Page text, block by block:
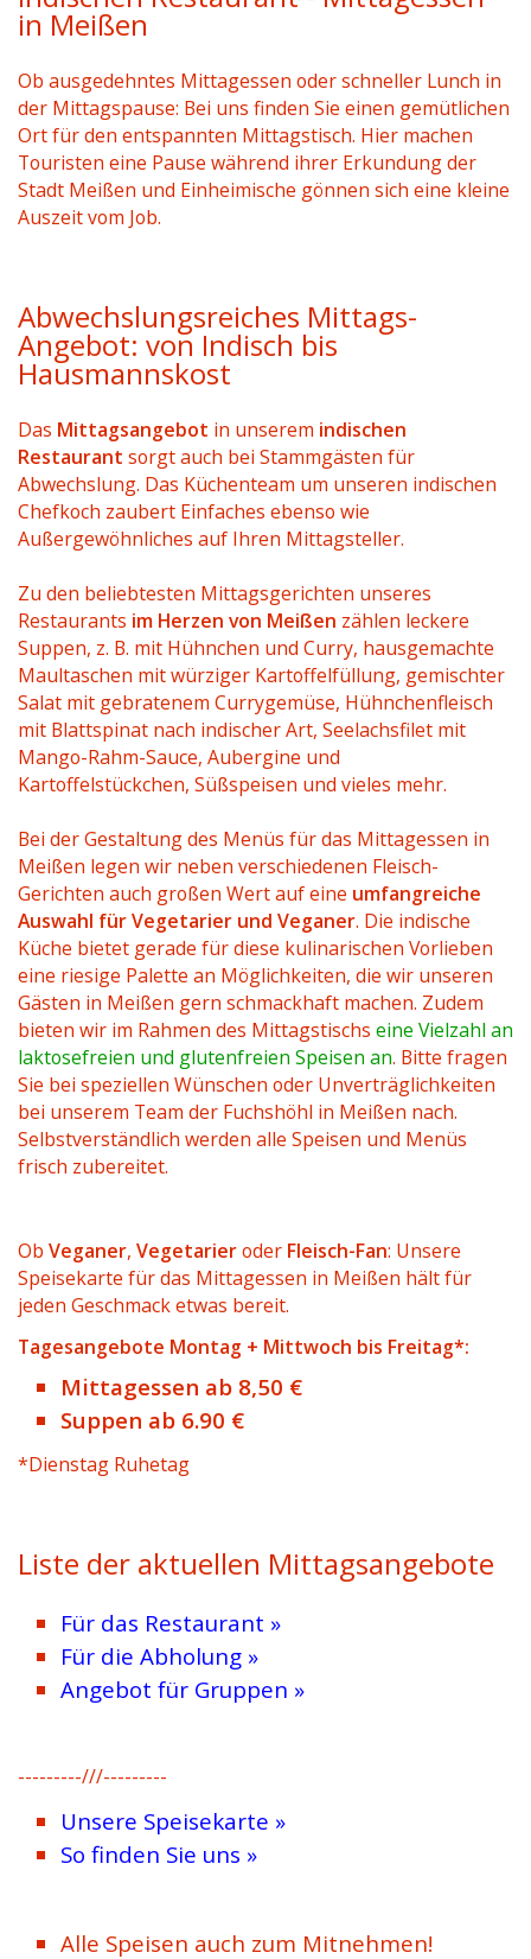
in Meißen
Ob ausgedehntes Mittagessen oder schneller Lunch in
der Mittagspause: Bei uns finden Sie einen gemütlichen
Ort für den entspannten Mittagstisch. Hier machen
Touristen eine Pause während ihrer Erkundung der
Stadt Meißen und Einheimische gönnen sich eine kleine
Auszeit vom Job.
Abwechslungsreiches Mittags-
Angebot: von Indisch bis
Hausmannskost
Das Mittagsangebot in unserem indischen
Restaurant sorgt auch bei Stammgästen für
Abwechslung. Das Küchenteam um unseren indischen
Chefkoch zaubert Einfaches ebenso wie
Außergewöhnliches auf Ihren Mittagsteller.
Zu den beliebtesten Mittagsgerichten unseres
Restaurants im Herzen von Meißen zählen leckere
Suppen, z. B. mit Hühnchen und Curry, hausgemachte
Maultaschen mit würziger Kartoffelfüllung, gemischter
Salat mit gebratenem Currygemüse, Hühnchenfleisch
mit Blattspinat nach indischer Art, Seelachsfilet mit
Mango-Rahm-Sauce, Aubergine und
Kartoffelstückchen, Süßspeisen und vieles mehr.
Bei der Gestaltung des Menüs für das Mittagessen in
Meißen legen wir neben verschiedenen Fleisch-
Gerichten auch großen Wert auf eine umfangreiche
Auswahl für Vegetarier und Veganer. Die indische
Küche bietet gerade für diese kulinarischen Vorlieben
eine riesige Palette an Möglichkeiten, die wir unseren
Gästen in Meißen gern schmackhaft machen. Zudem
bieten wir im Rahmen des Mittagstischs eine Vielzahl an
laktosefreien und glutenfreien Speisen an. Bitte fragen
Sie bei speziellen Wünschen oder Unverträglichkeiten
bei unserem Team der Fuchshöhl in Meißen nach.
Selbstverständlich werden alle Speisen und Menüs
frisch zubereitet.
Ob Veganer, Vegetarieroder Fleisch-Fan: Unsere
Speisekarte für das Mittagessen in Meißen hält für
jeden Geschmack etwas bereit.
Tagesangebote Montag + Mittwoch bis Freitag*:
Mittagessen ab 8,50 €
Suppen ab 6.90 €
*Dienstag Ruhetag
Liste der aktuellen Mittagsangebote
Für das Restaurant »
Für die Abholung »
Angebot für Gruppen »
---------///---------
Unsere Speisekarte »
So finden Sie uns »
Alle Speisen auch zum Mitnehmen!